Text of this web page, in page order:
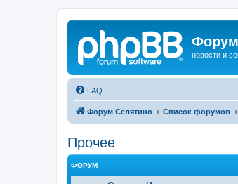
новости и
FAQ
Форум Селятино Список форумов
Прочее
ФОРУМ